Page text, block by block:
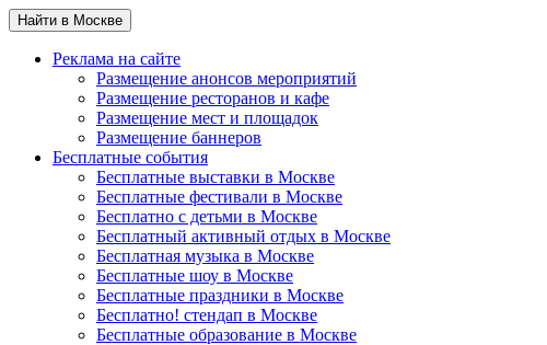
Найти в Москве
Реклама на сайте
Размещение анонсов мероприятий
Размещение ресторанов и кафе
Размещение мест и площадок
Размещение баннеров
Бесплатные события
Бесплатные выставки в Москве
Бесплатные фестивали в Москве
Бесплатно с детьми в Москве
Бесплатный активный отдых в Москве
Бесплатная музыка в Москве
Бесплатные шоу в Москве
Бесплатные праздники в Москве
Бесплатно! стендап в Москве
Бесплатные образование в Москве